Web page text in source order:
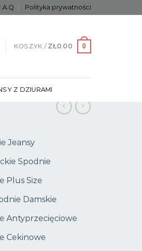
Polityka prywatności
KOSZYK / ZŁ0.00 0
Z DZIURAMI
Jeansy
Spodnie
Plus Size
Damskie
Antyprzecięciowe
Cekinowe